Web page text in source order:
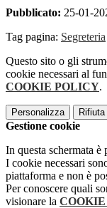
Pubblicato: 25-01-
Tag pagina: Segreteria
Questo sito o gli
cookie necessari al
COOKIE POLICY.
Personalizza
Gestione cookie
In questa schermata
I cookie necessari
piattaforma e non è
Per conoscere quali
visionare la